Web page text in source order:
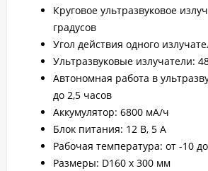
Круговое ультразвуковое
градусов
Угол действия одного
Ультразвуковые излучатели:
Автономная работа в
до 2,5 часов
Аккумулятор: 6800 мА/ч
Блок питания: 12 В, 5 А
Рабочая температура: от -10
Размеры: D160 x 300 мм